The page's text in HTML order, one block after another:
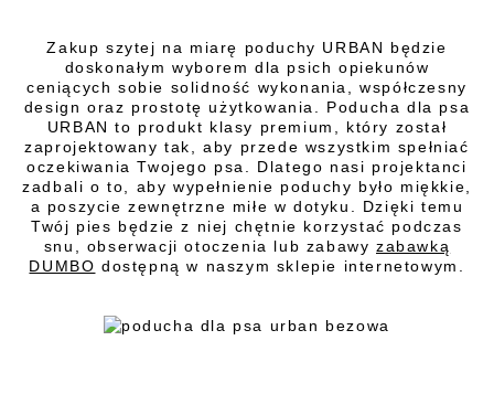
Zakup szytej na miarę poduchy URBAN będzie
doskonałym wyborem dla psich opiekunów
ceniących sobie solidność wykonania, współczesny
design oraz prostotę użytkowania. Poducha dla psa
URBAN to produkt klasy premium, który został
zaprojektowany tak, aby przede wszystkim spełniać
oczekiwania Twojego psa. Dlatego nasi projektanci
zadbali o to, aby wypełnienie poduchy było miękkie,
a poszycie zewnętrzne miłe w dotyku. Dzięki temu
Twój pies będzie z niej chętnie korzystać podczas
snu, obserwacji otoczenia lub zabawy zabawką
DUMBO dostępną w naszym sklepie internetowym.